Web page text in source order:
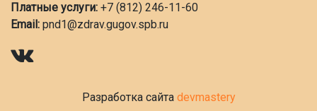
Платные услуги: +7 (812) 246-11-60
Email: pnd1@zdrav.gugov.spb.ru
Разработка сайта devmastery